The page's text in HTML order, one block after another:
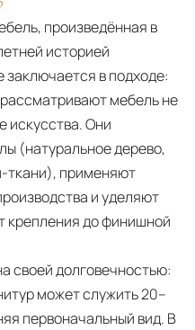
произведённая в
историей
заключается в подходе:
мебель не
искусства. Они
(натуральное дерево,
ткани), применяют
и уделяют
крепления до финишной
своей долговечностью:
может служить 20–
первоначальный вид. В